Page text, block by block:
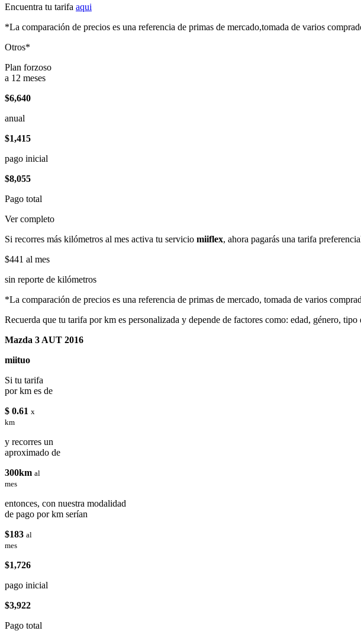
Encuentra tu tarifa aqui
*La comparación de precios es una referencia de primas de mercado,tomada de varios
Otros*
Plan forzoso
a 12 meses
$6,640
anual
$1,415
pago inicial
$8,055
Pago total
Ver completo
Si recorres más kilómetros al mes activa tu servicio miiflex, ahora pagarás una tarifa
$441 al mes
sin reporte de kilómetros
*La comparación de precios es una referencia de primas de mercado, tomada de varios
Recuerda que tu tarifa por km es personalizada y depende de factores como: edad, género,
Mazda 3 AUT 2016
miituo
Si tu tarifa
por km es de
$ 0.61 x
km
y recorres un
aproximado de
300km al
mes
entonces, con nuestra modalidad
de pago por km serían
$183 al
mes
$1,726
pago inicial
$3,922
Pago total